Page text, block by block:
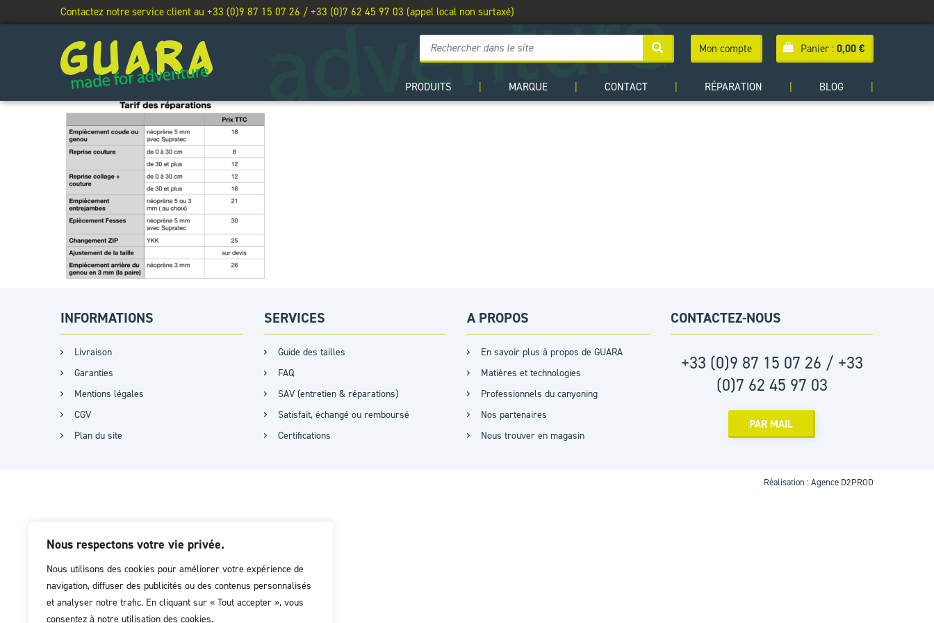
Nous respectons votre vie privée.
Nous utilisons des cookies pour améliorer votre expérience de
navigation, diffuser des publicités ou des contenus personnalisés
et analyser notre trafic. En cliquant sur « Tout accepter », vous
consentez à notre utilisation des cookies.
Contactez notre service client au +33 (0)9 87 15 07 26 / +33 (0)7 62 45 97 03 (appel local non surtaxé)
Panier : 0,00 €
Mon compte
PRODUITS MARQUE CONTACT RÉPARATION BLOG
INFORMATIONS
Livraison
Garanties
Mentions légales
CGV
Plan du site
SERVICES
Guide des tailles
FAQ
SAV (entretien & réparations)
Satisfait, échangé ou remboursé
Certifications
A PROPOS
En savoir plus à propos de GUARA
Matières et technologies
Professionnels du canyoning
Nos partenaires
Nous trouver en magasin
CONTACTEZ-NOUS
+33 (0)9 87 15 07 26 / +33
(0)7 62 45 97 03
PAR MAIL
Réalisation : Agence D2PROD